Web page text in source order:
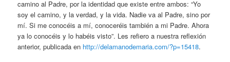
camino al Padre, por la identidad que existe entre ambos: “Yo
soy el camino, y la verdad, y la vida. Nadie va al Padre, sino por
mí. Si me conocéis a mí, conoceréis también a mi Padre. Ahora
ya lo conocéis y lo habéis visto”. Les refiero a nuestra reflexión
anterior, publicada en http://delamanodemaria.com/?p=15418.